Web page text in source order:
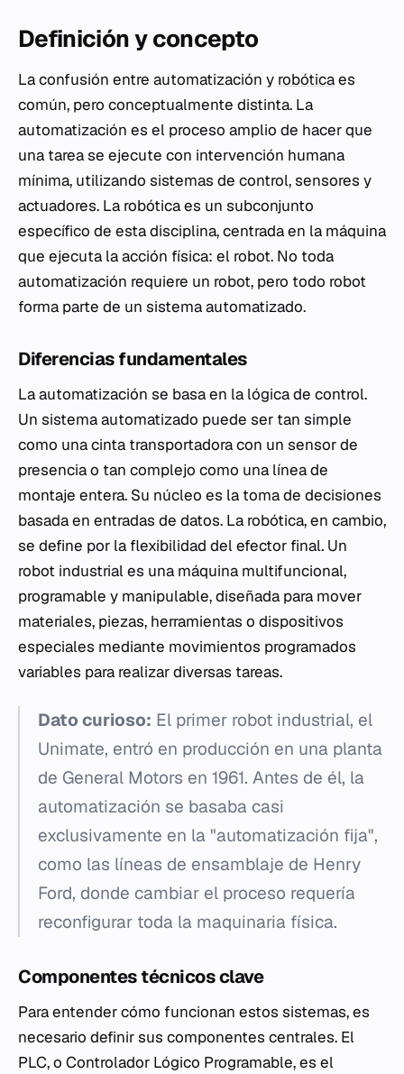
Definición y concepto
La confusión entre automatización y robóticaes
común, pero conceptualmente distinta. La
automatización es el proceso amplio de hacer que
una tarea se ejecute con intervención humana
mínima, utilizando sistemas de control, sensores y
actuadores. La robótica es un subconjunto
específico de esta disciplina, centrada en la máquina
que ejecuta la acción física: el robot. No toda
automatización requiere un robot, pero todo robot
forma parte de un sistema automatizado.
Diferencias fundamentales
La automatización se basa en la lógica de control.
Un sistema automatizado puede ser tan simple
como una cinta transportadora con un sensor de
presencia o tan complejo como una línea de
montaje entera. Su núcleo es la toma de decisiones
basada en entradas de datos. La robótica, en cambio,
se define por la flexibilidad del efector final. Un
robot industrial es una máquina multifuncional,
programable y manipulable, diseñada para mover
materiales, piezas, herramientas o dispositivos
especiales mediante movimientos programados
variables para realizar diversas tareas.
Dato curioso: El primer robot industrial, el
Unimate, entró en producción en una planta
de General Motors en 1961. Antes de él, la
automatización se basaba casi
exclusivamente en la "automatización fija",
como las líneas de ensamblaje de Henry
Ford, donde cambiar el proceso requería
reconfigurar toda la maquinaria física.
Componentes técnicos clave
Para entender cómo funcionan estos sistemas, es
necesario definir sus componentes centrales. El
PLC, o Controlador Lógico Programable, es el